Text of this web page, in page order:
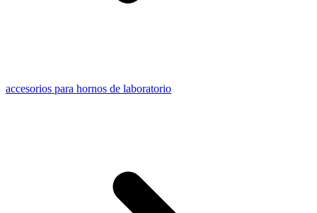
accesorios para hornos de laboratorio